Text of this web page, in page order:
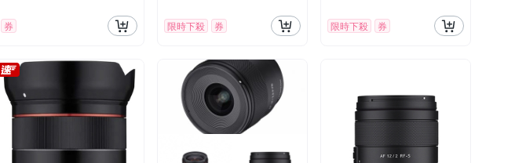
券 限時下殺 券 限時下殺 券